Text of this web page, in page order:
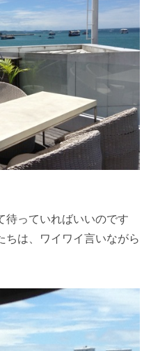
待っていればいいのです
ちは、ワイワイ言いながら